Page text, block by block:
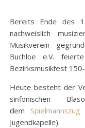
Bereits Ende des
nachweislich
Musikverein
Buchloe e.V.
Bezirksmusikfest
Heute besteht der
sinfonischen
demSpielmannszug
Jugendkapelle).